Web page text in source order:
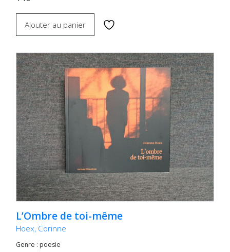
Ajouter au panier
L’Ombre de toi-même
Hoex, Corinne
Genre : poesie